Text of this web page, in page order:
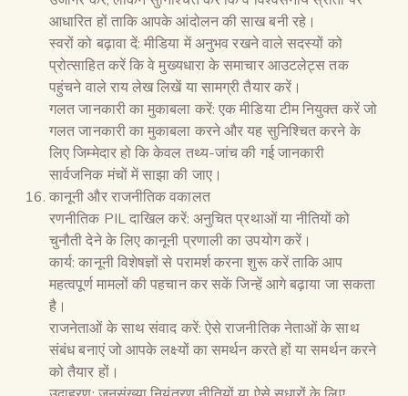
आधारित हों ताकि आपके आंदोलन की साख बनी रहे।
स्वरों को बढ़ावा दें: मीडिया में अनुभव रखने वाले सदस्यों को
प्रोत्साहित करें कि वे मुख्यधारा के समाचार आउटलेट्स तक
पहुंचने वाले राय लेख लिखें या सामग्री तैयार करें।
गलत जानकारी का मुकाबला करें: एक मीडिया टीम नियुक्त करें जो
गलत जानकारी का मुकाबला करने और यह सुनिश्चित करने के
लिए जिम्मेदार हो कि केवल तथ्य-जांच की गई जानकारी
सार्वजनिक मंचों में साझा की जाए।
कानूनी और राजनीतिक वकालत
रणनीतिक PIL दाखिल करें: अनुचित प्रथाओं या नीतियों को
चुनौती देने के लिए कानूनी प्रणाली का उपयोग करें।
कार्य: कानूनी विशेषज्ञों से परामर्श करना शुरू करें ताकि आप
महत्वपूर्ण मामलों की पहचान कर सकें जिन्हें आगे बढ़ाया जा सकता
है।
राजनेताओं के साथ संवाद करें: ऐसे राजनीतिक नेताओं के साथ
संबंध बनाएं जो आपके लक्ष्यों का समर्थन करते हों या समर्थन करने
को तैयार हों।